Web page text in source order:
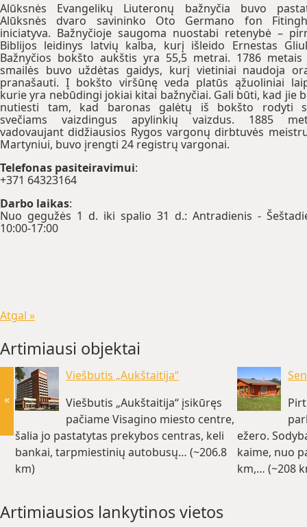
Alūksnės Evangelikų Liuteronų bažnyčia buvo
Alūksnės dvaro savininko Oto Germano fon
iniciatyva. Bažnyčioje saugoma nuostabi retenybė –
Biblijos leidinys latvių kalba, kurį išleido Ernestas
Bažnyčios bokšto aukštis yra 55,5 metrai. 1786
smailės buvo uždėtas gaidys, kurį vietiniai naudoja
pranašauti. Į bokšto viršūnę veda platūs ąžuoliniai
kurie yra nebūdingi jokiai kitai bažnyčiai. Gali būti, kad jie
nutiesti tam, kad baronas galėtų iš bokšto rodyti
svečiams vaizdingus apylinkių vaizdus. 1885
vadovaujant didžiausios Rygos vargonų dirbtuvės
Martyniui, buvo įrengti 24 registrų vargonai.
Теlefonas pasiteiravimui:
+371 64323164
Darbo laikas:
Nuo gegužės 1 d. iki spalio 31 d.: Antradienis -
10:00-17:00
Atgal »
Artimiausi objektai
Viešbutis „Aukštaitija“
Viešbutis „Aukštaitija“ įsikūręs
pačiame Visagino miesto centre,
šalia jo pastatytas prekybos centras, keli
bankai, tarpmiestinių autobusų… (~206.8
km)
ežero.
kaime, nuo
km,… (~208
«
Artimiausios lankytinos vietos